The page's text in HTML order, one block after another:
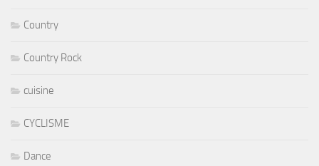
Country
Country Rock
cuisine
CYCLISME
Dance